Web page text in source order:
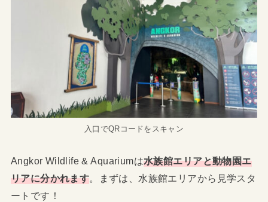
入口でQRコードをスキャン
Angkor Wildlife & Aquariumは水族館エリアと動物園エ
リアに分かれます。まずは、水族館エリアから見学スタ
ートです！